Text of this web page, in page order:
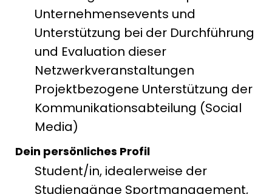
Unternehmensevents und
Unterstützung bei der Durchführung
und Evaluation dieser
Netzwerkveranstaltungen
Projektbezogene Unterstützung der
Kommunikationsabteilung (Social
Media)
Dein persönliches Profil
Student/in, idealerweise der
Studiengänge Sportmanagement,